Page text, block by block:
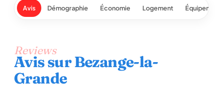
Avis Démographie Économie Logement
Reviews
Avis sur Bezange-la-
Grande